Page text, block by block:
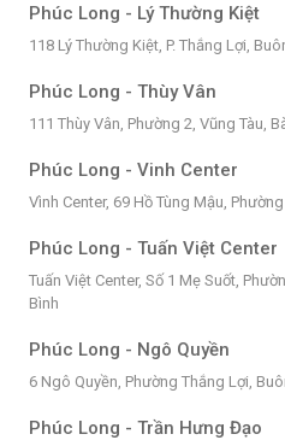
Phúc Long - Lý Thường Kiệt
118 Lý Thường Kiệt, P. Thắng Lợi,
Phúc Long - Thùy Vân
111 Thùy Vân, Phường 2, Vũng Tàu,
Phúc Long - Vinh Center
Vình Center, 69 Hồ Tùng Mậu,
Phúc Long - Tuấn Việt Center
Tuấn Việt Center, Số 1 Mẹ Suốt,
Bình
Phúc Long - Ngô Quyền
6 Ngô Quyền, Phường Thắng Lợi,
Phúc Long - Trần Hưng Đạo